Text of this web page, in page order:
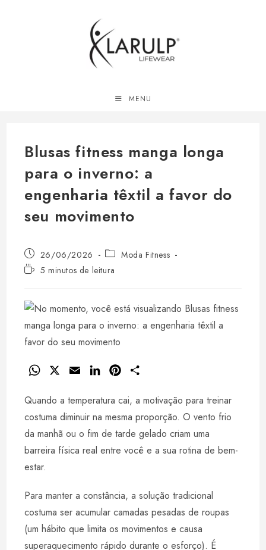
MENU
Blusas fitness manga longa
para o inverno: a
engenharia têxtil a favor do
seu movimento
Post
publicado:
26/06/2026
Categoria
post:
Moda Fitness
Tempo5 minutos de leitura
W
a
t
s
A
p
a
i
l
n
k
e
d
n
t
e
r
t
a
r
e
Quando a temperatura cai, a motivação para treinar
costuma diminuir na mesma proporção. O vento frio
da manhã ou o fim de tarde gelado criam uma
barreira física real entre você e a sua rotina de bem-
estar.
Para manter a constância, a solução tradicional
costuma ser acumular camadas pesadas de roupas
(um hábito que limita os movimentos e causa
superaquecimento rápido durante o esforço). É